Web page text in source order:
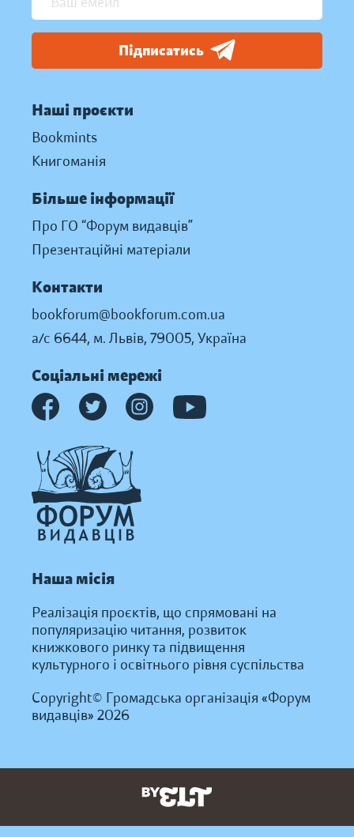
Підписатись
Наші проєкти
Bookmints
Книгоманія
Більше інформації
Про ГО “Форум видавців”
Презентаційні матеріали
Контакти
bookforum@bookforum.com.ua
а/с 6644, м. Львів, 79005, Україна
Соціальні мережі
Наша місія
Реалізація проєктів, що спрямовані на
популяризацію читання, розвиток
книжкового ринку та підвищення
культурного і освітнього рівня суспільства
Copyright© Громадська організація «Форум
видавців» 2026